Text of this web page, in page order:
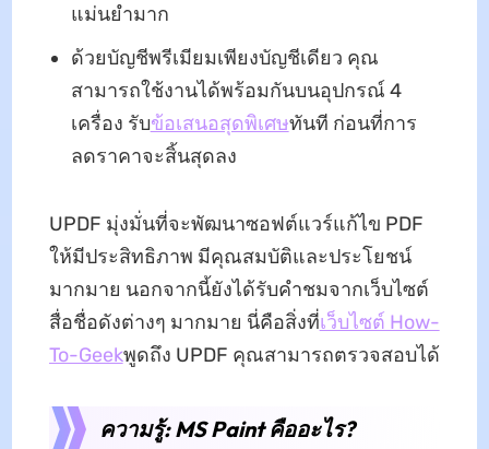
แม่นยำมาก
ด้วยบัญชีพรีเมียมเพียงบัญชีเดียว คุณ
สามารถใช้งานได้พร้อมกันบนอุปกรณ์ 4
เครื่อง รับข้อเสนอสุดพิเศษทันที ก่อนที่การ
ลดราคาจะสิ้นสุดลง
UPDF มุ่งมั่นที่จะพัฒนาซอฟต์แวร์แก้ไข PDF
ให้มีประสิทธิภาพ มีคุณสมบัติและประโยชน์
มากมาย นอกจากนี้ยังได้รับคำชมจากเว็บไซต์
สื่อชื่อดังต่างๆ มากมาย นี่คือสิ่งที่เว็บไซต์ How-
To-Geekพูดถึง UPDF คุณสามารถตรวจสอบได้
ความรู้: MS Paint คืออะไร?